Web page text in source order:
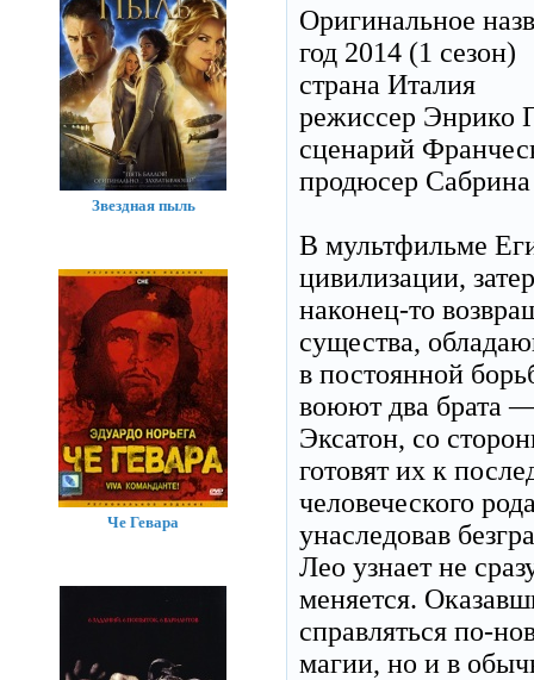
Оригинальное
год 2014 (1 сезон)
страна Италия
режиссер Энрико
сценарий
продюсер
В мультфильме
цивилизации,
наконец-то
существа,
в постоянной
воюют два брата
Эксатон, со
готовят их к
человеческого
унаследовав
Лео узнает не
меняется.
справляться по-
магии, но и в
Звездная пыль
Че Гевара